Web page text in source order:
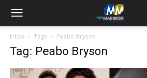
Inicio Tags Peabo Bryson
Tag: Peabo Bryson